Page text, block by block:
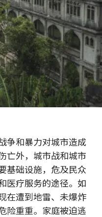
争和暴力对城市造成
亡外，城市战和城市
基础设施，危及民众
医疗服务的途径。如
在遭到地雷、未爆炸
险重重。家庭被迫逃